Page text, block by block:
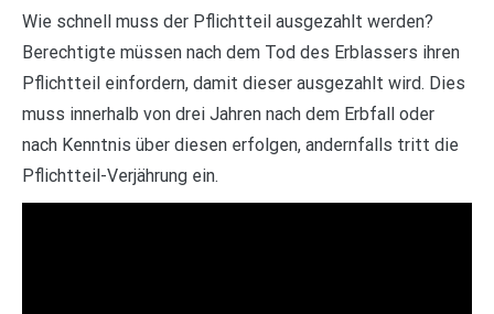
Wie schnell muss der Pflichtteil ausgezahlt werden?
Berechtigte müssen nach dem Tod des Erblassers ihren
Pflichtteil einfordern, damit dieser ausgezahlt wird. Dies
muss innerhalb von drei Jahren nach dem Erbfall oder
nach Kenntnis über diesen erfolgen, andernfalls tritt die
Pflichtteil-Verjährung ein.